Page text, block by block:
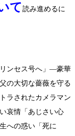
て 読み進めるに
リンセス号へ」―豪華
の大切な薔薇を守る
ラされたカメラマン
哀情「あじさい心
への惑い「死に